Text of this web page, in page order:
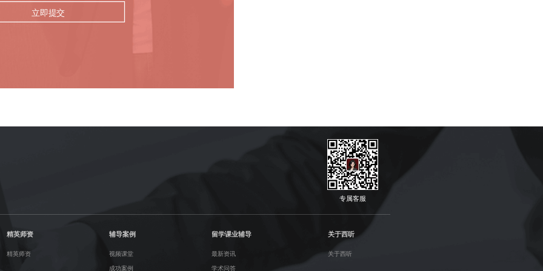
立即提交
专属客服
精英师资
精英师资
辅导案例
视频课堂
成功案例
留学课业辅导
最新资讯
学术问答
关于西听
关于西听